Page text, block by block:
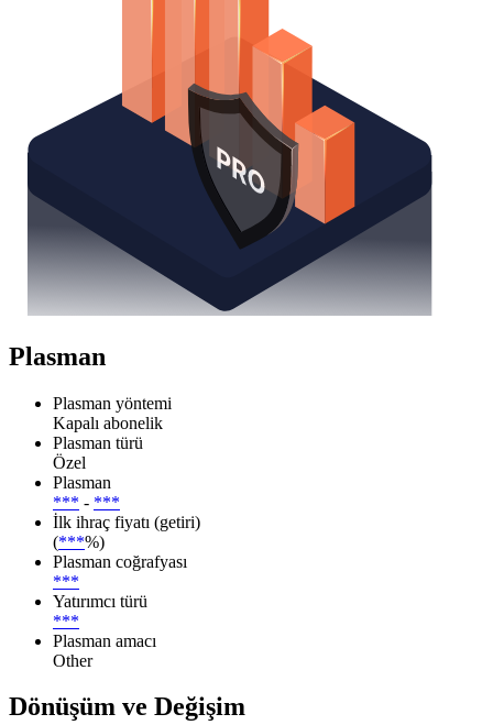
Plasman
Plasman yöntemi
Kapalı abonelik
Plasman türü
Özel
Plasman
*** - ***
İlk ihraç fiyatı (getiri)
(***%)
Plasman coğrafyası
***
Yatırımcı türü
***
Plasman amacı
Other
Dönüşüm ve Değişim